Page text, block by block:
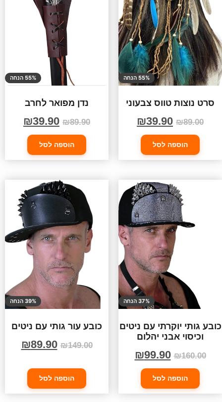
55% הנחה
סרט נוצות טווס צבעוני
₪89.00
₪39.90
הוספה לסל
55% הנחה
נדן מפואר לחרב
₪89.90
₪39.90
הוספה לסל
37% הנחה
כובע גותי יוקרתי עם ניטים
וכיסוי אבני יהלום
₪160.00
₪99.90
הוספה לסל
39% הנחה
כובע עור גותי עם ניטים
₪149.00
₪89.90
הוספה לסל